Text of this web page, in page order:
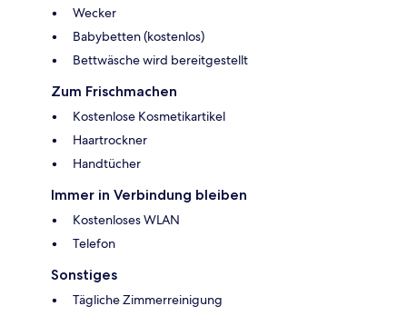
Wecker
Babybetten (kostenlos)
Bettwäsche wird bereitgestellt
Zum Frischmachen
Kostenlose Kosmetikartikel
Haartrockner
Handtücher
Immer in Verbindung bleiben
Kostenloses WLAN
Telefon
Sonstiges
Tägliche Zimmerreinigung